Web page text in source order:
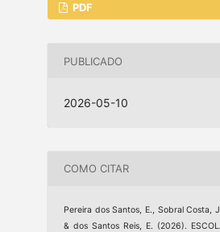
PDF
PUBLICADO
2026-05-10
COMO CITAR
Pereira dos Santos, E., Sobral Costa,
& dos Santos Reis, E. (2026).